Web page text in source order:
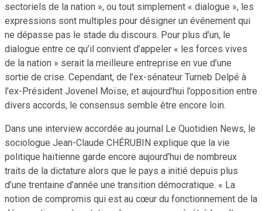
sectoriels de la nation », ou tout simplement « dialogue », les
expressions sont multiples pour désigner un événement qui
ne dépasse pas le stade du discours. Pour plus d’un, le
dialogue entre ce qu’il convient d’appeler « les forces vives
de la nation » serait la meilleure entreprise en vue d’une
sortie de crise. Cependant, de l’ex-sénateur Turneb Delpé à
l’ex-Président Jovenel Moïse, et aujourd’hui l’opposition entre
divers accords, le consensus semble être encore loin.
Dans une interview accordée au journal Le Quotidien News, le
sociologue Jean-Claude CHÉRUBIN explique que la vie
politique haïtienne garde encore aujourd’hui de nombreux
traits de la dictature alors que le pays a initié depuis plus
d’une trentaine d’année une transition démocratique. « La
notion de compromis qui est au cœur du fonctionnement de la